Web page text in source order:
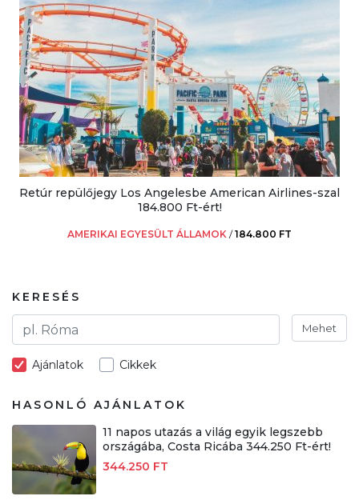
Retúr repülőjegy Los Angelesbe American Airlines-szal
184.800 Ft-ért!
AMERIKAI EGYESÜLT ÁLLAMOK /184.800 FT
KERESÉS
Mehet
Ajánlatok Cikkek
HASONLÓ AJÁNLATOK
11 napos utazás a világ egyik legszebb
országába, Costa Ricába 344.250 Ft-ért!
344.250 FT